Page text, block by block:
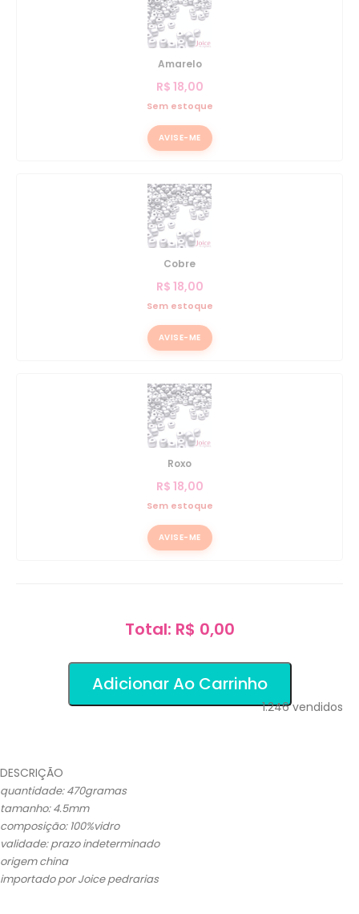
Amarelo
R$ 18,00
Sem estoque
AVISE-ME
Cobre
R$ 18,00
Sem estoque
AVISE-ME
Roxo
R$ 18,00
Sem estoque
AVISE-ME
Total: R$ 0,00
Adicionar Ao Carrinho
1.246vendidos
DESCRIÇÃO
quantidade: 470gramas
tamanho: 4.5mm
composição: 100%vidro
validade: prazo indeterminado
origem china
importado por Joice pedrarias